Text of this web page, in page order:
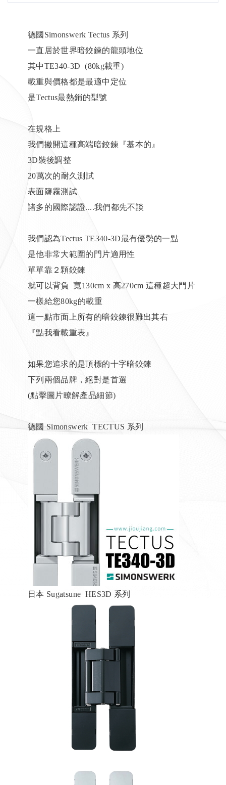
德國Simonswerk Tectus 系列
一直居於世界暗鉸鍊的龍頭地位
其中TE340-3D (80kg載重)
載重與價格都是最適中定位
是Tectus最熱銷的型號
在規格上
我們撇開這種高端暗鉸鍊『基本的』
3D裝後調整
20萬次的耐久測試
表面鹽霧測試
諸多的國際認證....我們都先不談
我們認為Tectus TE340-3D最有優勢的一點
是他非常大範圍的門片適用性
單單靠２顆鉸鍊
就可以背負 寬130cm x 高270cm 這種超大門片
一樣給您80kg的載重
這一點市面上所有的暗鉸鍊很難出其右
『點我看載重表』
如果您追求的是頂標的十字暗鉸鍊
下列兩個品牌，絕對是首選
(點擊圖片瞭解產品細節)
德國 Simonswerk TECTUS 系列
日本 Sugatsune HES3D 系列